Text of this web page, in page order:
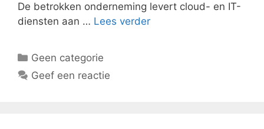
De betrokken onderneming levert cloud- en IT-
diensten aan … Lees verder
Categorieën
Geen categorie
Geef een reactie